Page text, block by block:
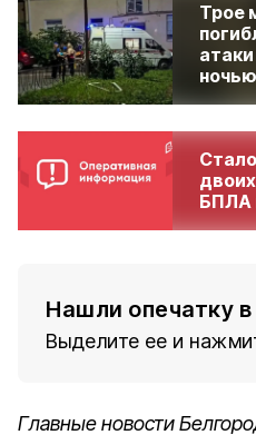
Трое
ночью
БПЛА
Нашли опечатку в
Выделите ее и
Главные новости